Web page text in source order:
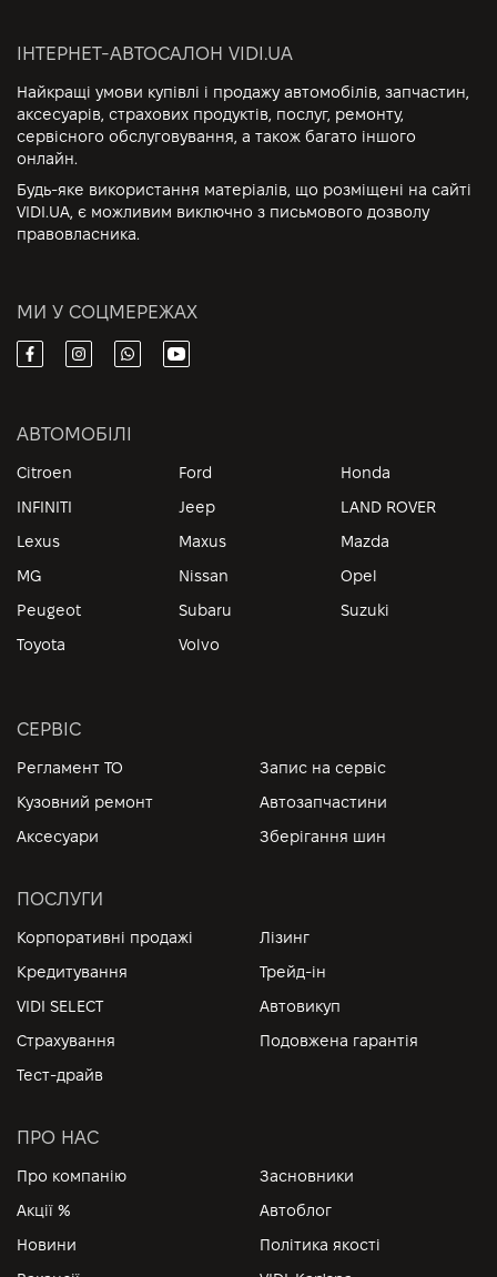
ІНТЕРНЕТ-АВТОСАЛОН VIDI.UA
Найкращі умови купівлі і продажу автомобілів, запчастин,
аксесуарів, страхових продуктів, послуг, ремонту,
сервісного обслуговування, а також багато іншого
онлайн.
Будь-яке використання матеріалів, що розміщені на сайті
VIDI.UA, є можливим виключно з письмового дозволу
правовласника.
МИ У СОЦМЕРЕЖАХ
АВТОМОБІЛІ
Citroen Ford
Honda
INFINITI
Jeep
LAND ROVER
Lexus
Maxus
Mazda
MG
Nissan
Opel
Peugeot
Subaru
Suzuki
Toyota
Volvo
СЕРВІС
Регламент ТО
Запис на сервіс
Кузовний ремонт
Автозапчастини
Аксесуари
Зберігання шин
ПОСЛУГИ
Корпоративні продажі
Лізинг
Кредитування
Трейд-ін
VIDI SELECT
Автовикуп
Страхування
Подовжена гарантія
Тест-драйв
ПРО НАС
Про компанію
Засновники
Акції %
Автоблог
Новини
Політика якості